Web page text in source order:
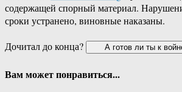
содержащей спорный материал.
сроки устранено, виновные наказаны.
Дочитал до конца?
Вам может понравиться...